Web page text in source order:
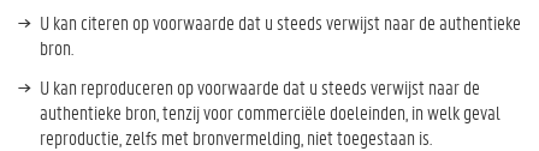
U kan citeren op voorwaarde dat u steeds verwijst naar de authentieke
bron.
U kan reproduceren op voorwaarde dat u steeds verwijst naar de
authentieke bron, tenzij voor commerciële doeleinden, in welk geval
reproductie, zelfs met bronvermelding, niet toegestaan is.